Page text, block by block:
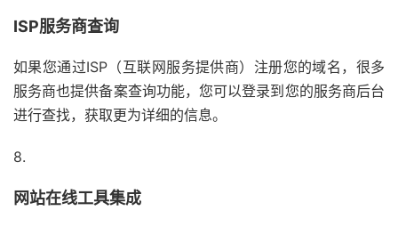
ISP服务商查询
如果您通过ISP（互联网服务提供商）注册您的域名，很多
服务商也提供备案查询功能，您可以登录到您的服务商后台
进行查找，获取更为详细的信息。
8.
网站在线工具集成